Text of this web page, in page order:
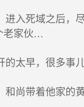
入死域之后，
老家伙…
太早，很多事儿
尚带着他家的